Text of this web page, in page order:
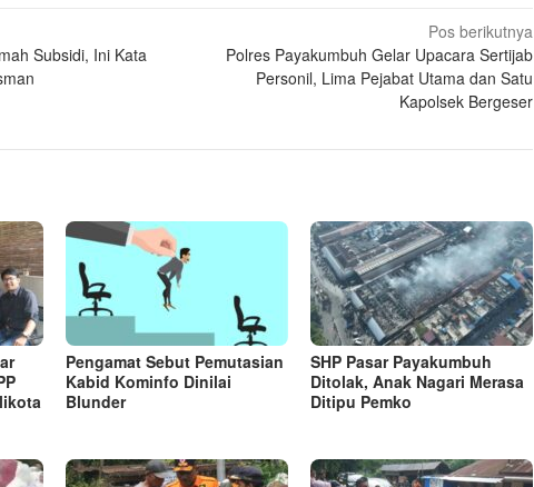
Subsidi, Ini Kata
Pos berikutnya
Polres Payakumbuh Gelar Upacara Sertijab
Personil, Lima Pejabat Utama dan Satu
Kapolsek Bergeser
Pengamat Sebut Pemutasian
Kabid Kominfo Dinilai
Blunder
SHP Pasar Payakumbuh
Ditolak, Anak Nagari Merasa
Ditipu Pemko